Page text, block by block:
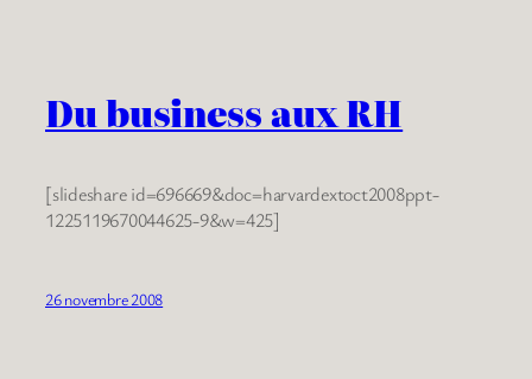
Du business aux RH
[slideshare id=696669&doc=harvardextoct2008ppt-
1225119670044625-9&w=425]
26 novembre 2008